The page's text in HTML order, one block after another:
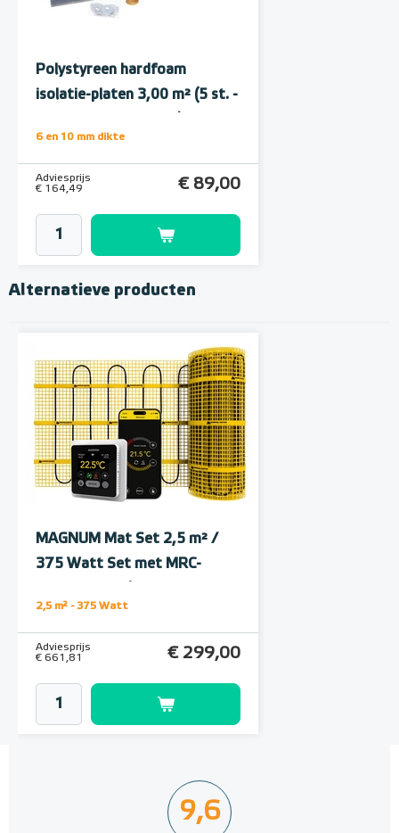
Polystyreen hardfoam
isolatie-platen 3,00 m² (5 st. -
6 en 10 mm dikte
Adviesprijs
€ 164,49
€ 89,00
Polystyreen hardfoam
60 x 100 cm à 0,6 cm)
6 en 10 mm dikte
€ 212,50
Alternatieve producten
MAGNUM Mat Set 2,5 m² /
375 Watt Set met MRC-
2,5 m² - 375 Watt
Adviesprijs
€ 661,81
€ 299,00
9,6